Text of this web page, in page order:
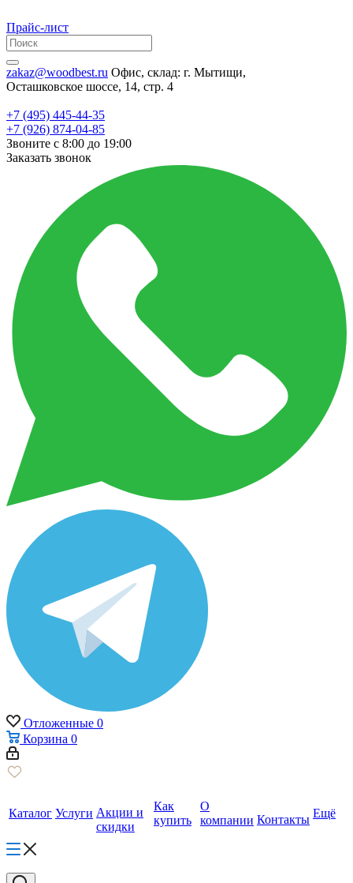
Прайс-лист
zakaz@woodbest.ru Офис, склад: г. Мытищи,
Осташковское шоссе, 14, стр. 4
+7 (495) 445-44-35
+7 (926) 874-04-85
Звоните с 8:00 до 19:00
Заказать звонок
Отложенные 0
Корзина 0
Каталог Услуги Акции и
скидки
Как
купить
О
компании Контакты Ещё